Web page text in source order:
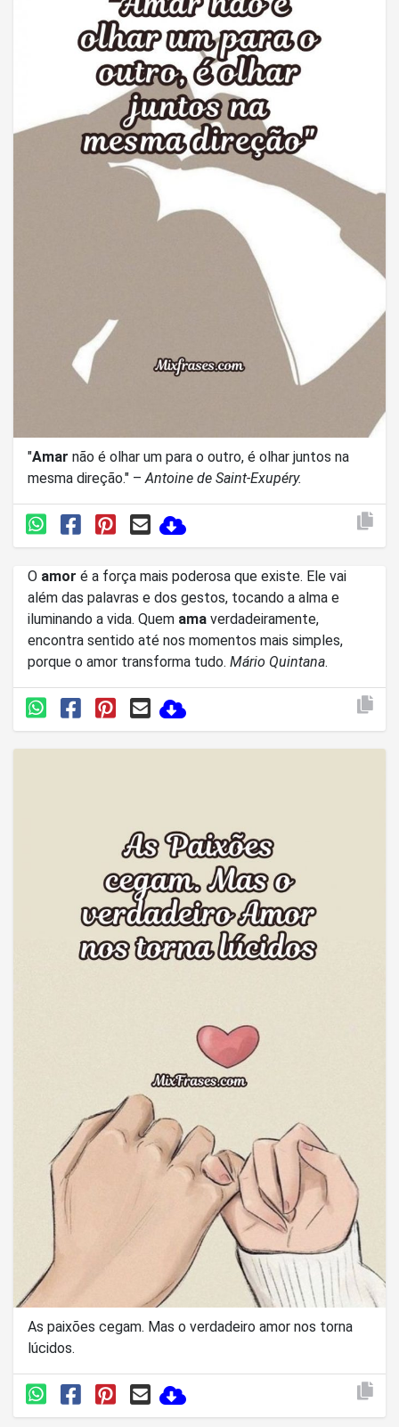
"Amar não é olhar um para o outro, é olhar juntos na
mesma direção." – Antoine de Saint-Exupéry.
O amor é a força mais poderosa que existe. Ele vai
além das palavras e dos gestos, tocando a alma e
iluminando a vida. Quem ama verdadeiramente,
encontra sentido até nos momentos mais simples,
porque o amor transforma tudo. Mário Quintana.
As paixões cegam. Mas o verdadeiro amor nos torna
lúcidos.